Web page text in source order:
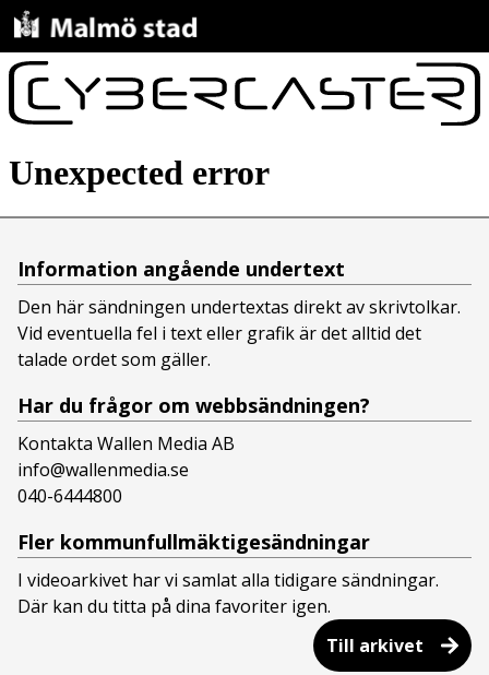
Information angående undertext
Den här sändningen undertextas direkt av skrivtolkar.
Vid eventuella fel i text eller grafik är det alltid det
talade ordet som gäller.
Har du frågor om webbsändningen?
Kontakta Wallen Media AB
info@wallenmedia.se
040-6444800
Fler kommunfullmäktigesändningar
I videoarkivet har vi samlat alla tidigare sändningar.
Där kan du titta på dina favoriter igen.
Till arkivet